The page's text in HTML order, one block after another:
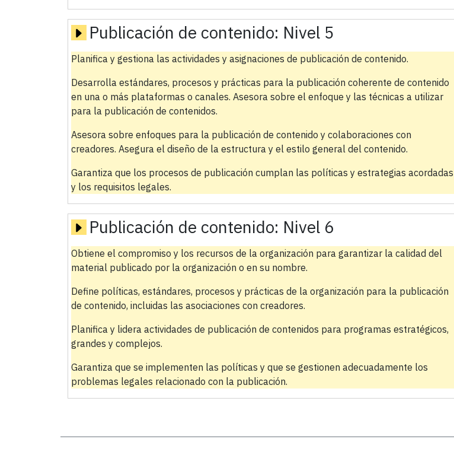
Publicación de contenido: Nivel 5
Planifica y gestiona las actividades y asignaciones de publicación de contenido.
Desarrolla estándares, procesos y prácticas para la publicación coherente de contenido
en una o más plataformas o canales. Asesora sobre el enfoque y las técnicas a utilizar
para la publicación de contenidos.
Asesora sobre enfoques para la publicación de contenido y colaboraciones con
creadores. Asegura el diseño de la estructura y el estilo general del contenido.
Garantiza que los procesos de publicación cumplan las políticas y estrategias acordadas
y los requisitos legales.
Publicación de contenido: Nivel 6
Obtiene el compromiso y los recursos de la organización para garantizar la calidad del
material publicado por la organización o en su nombre.
Define políticas, estándares, procesos y prácticas de la organización para la publicación
de contenido, incluidas las asociaciones con creadores.
Planifica y lidera actividades de publicación de contenidos para programas estratégicos,
grandes y complejos.
Garantiza que se implementen las políticas y que se gestionen adecuadamente los
problemas legales relacionado con la publicación.